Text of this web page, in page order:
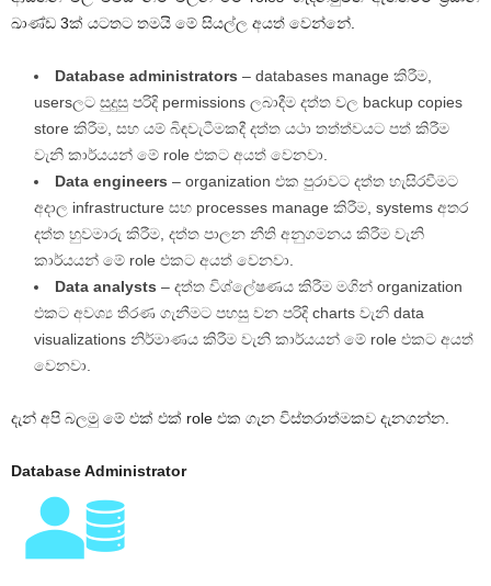
ඛාණ්ඩ 3ක් යටතට තමයි මේ සියල්ල අයත් වෙන්නේ.
Database administrators – databases manage කිරීම,
usersලට සුදුසු පරිදි permissions ලබාදීම දත්ත වල backup copies
store කිරීම, සහ යම් බිඳවැටීමකදී දත්ත යථා තත්ත්වයට පත් කිරීම
වැනි කාර්යයන් මේ role එකට අයත් වෙනවා.
Data engineers – organization එක පුරාවට දත්ත හැසිරවීමට
අදාල infrastructure සහ processes manage කිරීම, systems අතර
දත්ත හුවමාරු කිරීම, දත්ත පාලන නීති අනුගමනය කිරීම වැනි
කාර්යයන් මේ role එකට අයත් වෙනවා.
Data analysts – දත්ත විශ්ලේෂණය කිරීම මගින් organization
එකට අවශ්‍ය තීරණ ගැනීමට පහසු වන පරිදි charts වැනි data
visualizations නිර්මාණය කිරීම වැනි කාර්යයන් මේ role එකට අයත්
වෙනවා.
දැන් අපි බලමු මේ එක් එක් role එක ගැන විස්තරාත්මකව දැනගන්න.
Database Administrator